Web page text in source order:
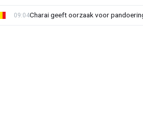
Charai geeft oorzaak voor
09:04